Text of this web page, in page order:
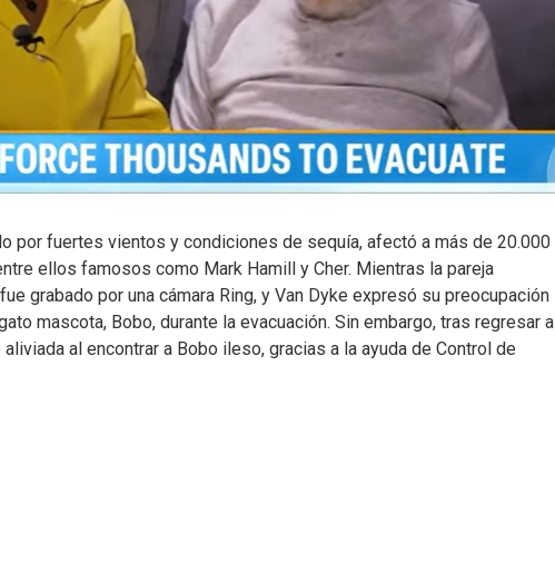
por fuertes vientos y condiciones de sequía, afectó a más de 20.000
ellos famosos como Mark Hamill y Cher. Mientras la pareja
grabado por una cámara Ring, y Van Dyke expresó su preocupación
mascota, Bobo, durante la evacuación. Sin embargo, tras regresar a
al encontrar a Bobo ileso, gracias a la ayuda de Control de